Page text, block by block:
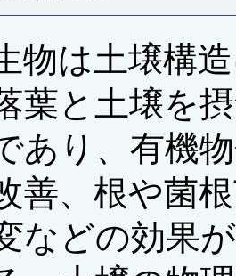
物は土壌構
葉と土壌を
あり、有機
善、根や菌
などの効果